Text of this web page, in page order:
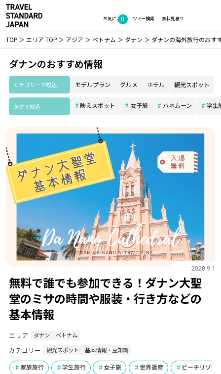
お気に入り
0 無料見積り
ツアー検索
TOP エリア TOP アジア ベトナム ダナン ダナンの海外旅行のおす
ダナンのおすすめ情報
カテゴリーで絞込 モデルプラン グルメ ホテル 観光スポット
タグで絞込 映えスポット 女子旅 ハネムーン 学生
無料で誰でも参加できる！ダナン大聖
堂のミサの時間や服装・行き方などの
基本情報
2020.9.1
エリア ダナン ベトナム
カテゴリー 観光スポット 基本情報・豆知識
家族旅行 学生旅行 女子旅 世界遺産 ビーチリゾー